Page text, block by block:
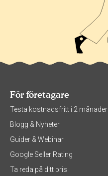
För företagare
Testa kostnadsfritt i 2 månader
Blogg & Nyheter
Guider & Webinar
Google Seller Rating
Ta reda på ditt pris